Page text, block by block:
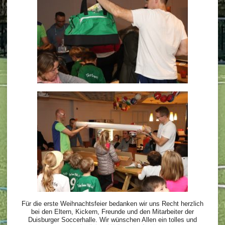
Für die erste Weihnachtsfeier bedanken wir uns Recht herzlich
bei den Eltern, Kickern, Freunde und den Mitarbeiter der
Duisburger Soccerhalle. Wir wünschen Allen ein tolles und